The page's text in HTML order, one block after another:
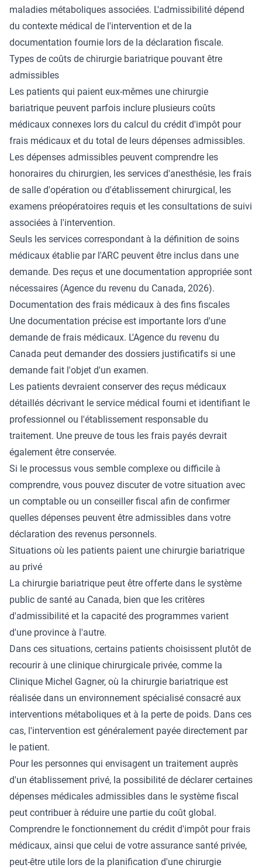
maladies métaboliques associées. L'admissibilité dépend
du contexte médical de l'intervention et de la
documentation fournie lors de la déclaration fiscale.
Types de coûts de chirurgie bariatrique pouvant être
admissibles
Les patients qui paient eux-mêmes une chirurgie
bariatrique peuvent parfois inclure plusieurs coûts
médicaux connexes lors du calcul du crédit d'impôt pour
frais médicaux et du total de leurs dépenses admissibles.
Les dépenses admissibles peuvent comprendre les
honoraires du chirurgien, les services d'anesthésie, les frais
de salle d'opération ou d'établissement chirurgical, les
examens préopératoires requis et les consultations de suivi
associées à l'intervention.
Seuls les services correspondant à la définition de soins
médicaux établie par l'ARC peuvent être inclus dans une
demande. Des reçus et une documentation appropriée sont
nécessaires (Agence du revenu du Canada, 2026).
Documentation des frais médicaux à des fins fiscales
Une documentation précise est importante lors d'une
demande de frais médicaux. L'Agence du revenu du
Canada peut demander des dossiers justificatifs si une
demande fait l'objet d'un examen.
Les patients devraient conserver des reçus médicaux
détaillés décrivant le service médical fourni et identifiant le
professionnel ou l'établissement responsable du
traitement. Une preuve de tous les frais payés devrait
également être conservée.
Si le processus vous semble complexe ou difficile à
comprendre, vous pouvez discuter de votre situation avec
un comptable ou un conseiller fiscal afin de confirmer
quelles dépenses peuvent être admissibles dans votre
déclaration des revenus personnels.
Situations où les patients paient une chirurgie bariatrique
au privé
La chirurgie bariatrique peut être offerte dans le système
public de santé au Canada, bien que les critères
d'admissibilité et la capacité des programmes varient
d'une province à l'autre.
Dans ces situations, certains patients choisissent plutôt de
recourir à une clinique chirurgicale privée, comme la
Clinique Michel Gagner, où la chirurgie bariatrique est
réalisée dans un environnement spécialisé consacré aux
interventions métaboliques et à la perte de poids. Dans ces
cas, l'intervention est généralement payée directement par
le patient.
Pour les personnes qui envisagent un traitement auprès
d'un établissement privé, la possibilité de déclarer certaines
dépenses médicales admissibles dans le système fiscal
peut contribuer à réduire une partie du coût global.
Comprendre le fonctionnement du crédit d'impôt pour frais
médicaux, ainsi que celui de votre assurance santé privée,
peut-être utile lors de la planification d'une chirurgie